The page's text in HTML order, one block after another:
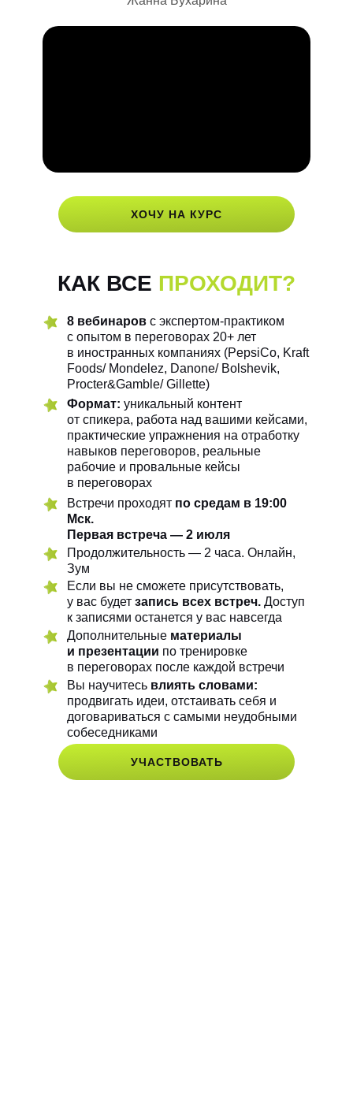
ХОЧУ НА КУРС
КАК ВСЕ ПРОХОДИТ?
8 вебинаров с экспертом-практиком
с опытом в переговорах 20+ лет
в иностранных компаниях (PepsiCo, Kraft
Foods/ Mondelez, Danone/ Bolshevik,
Procter&Gamble/ Gillette)
Формат: уникальный контент
от спикера, работа над вашими кейсами,
практические упражнения на отработку
навыков переговоров, реальные
рабочие и провальные кейсы
в переговорах
Встречи проходят по средам в 19:00
Мск.
Первая встреча — 2 июля
Продолжительность — 2 часа. Онлайн,
Зум
Если вы не сможете присутствовать,
у вас будет запись всех встреч. Доступ
к записями останется у вас навсегда
Дополнительные материалы
и презентации по тренировке
в переговорах после каждой встречи
Вы научитесь влиять словами:
продвигать идеи, отстаивать себя и
договариваться с самыми неудобными
собеседниками
УЧАСТВОВАТЬ